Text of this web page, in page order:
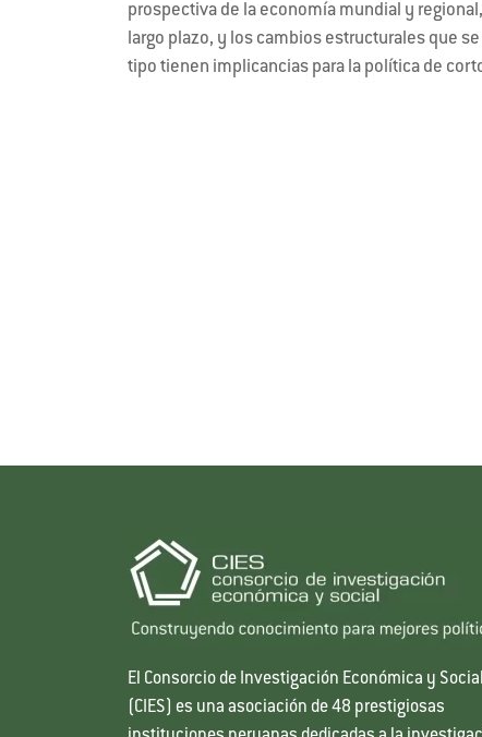
prospectiva de la economía mundial y
largo plazo, y los cambios estructurales que
tipo tienen implicancias para la política de
El Consorcio de Investigación Económica y Social
(CIES) es una asociación de 48 prestigiosas